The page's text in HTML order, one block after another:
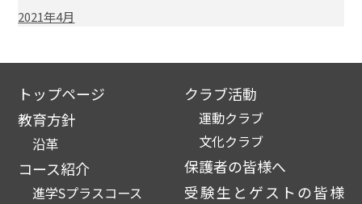
2021年4月
トップページ
教育方針
沿革
コース紹介
進学Sプラスコース
クラブ活動
運動クラブ
文化クラブ
保護者の皆様へ
受験生とゲストの皆様